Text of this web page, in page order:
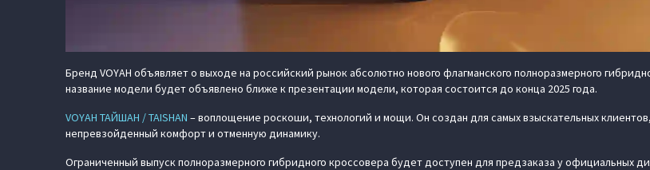
Бренд VOYAH объявляет о выходе на российский рынок абсолютно нового флагманского полноразмерного
название модели будет объявлено ближе к презентации модели, которая состоится до конца 2025 года.
VOYAH ТАЙШАН / TAISHAN – воплощение роскоши, технологий и мощи. Он создан для самых взыскательных
непревзойденный комфорт и отменную динамику.
Ограниченный выпуск полноразмерного гибридного кроссовера будет доступен для предзаказа у официальных